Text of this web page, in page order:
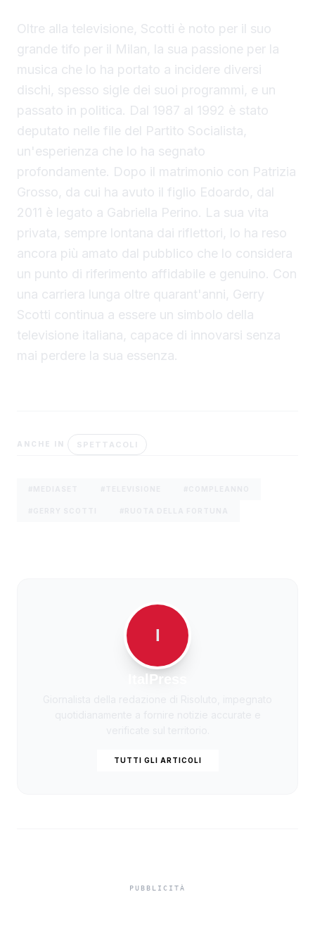
Oltre alla televisione, Scotti è noto per il suo
grande tifo per il Milan, la sua passione per la
musica che lo ha portato a incidere diversi
dischi, spesso sigle dei suoi programmi, e un
passato in politica. Dal 1987 al 1992 è stato
deputato nelle file del Partito Socialista,
un'esperienza che lo ha segnato
profondamente. Dopo il matrimonio con Patrizia
Grosso, da cui ha avuto il figlio Edoardo, dal
2011 è legato a Gabriella Perino. La sua vita
privata, sempre lontana dai riflettori, lo ha reso
ancora più amato dal pubblico che lo considera
un punto di riferimento affidabile e genuino. Con
una carriera lunga oltre quarant'anni, Gerry
Scotti continua a essere un simbolo della
televisione italiana, capace di innovarsi senza
mai perdere la sua essenza.
ANCHE IN SPETTACOLI
I
ItalPress
TUTTI GLI ARTICOLI